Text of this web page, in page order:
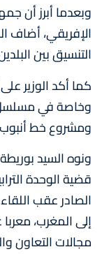
وبعدما أبرز أن
الإفريقي، أضاف
التنسيق بين
كما أكد الوزير
وخاصة في مسلسل
ومشروع خط أنبوب
ونوه السيد
قضية الوحدة
الصادر عقب
إلى المغرب،
مجالات التعاون